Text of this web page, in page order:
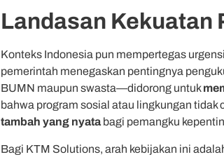
Landasan Kekuatan
Konteks Indonesia pun mempertegas
pemerintah menegaskan pentingnya
BUMN maupun swasta—didorong untuk
bahwa program sosial atau lingkungan
tambah yang nyata bagi pemangku
Bagi KTM Solutions, arah kebijakan ini